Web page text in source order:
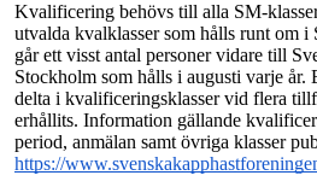
Kvalificering behövs till alla SM-
utvalda kvalklasser som hålls runt om
går ett visst antal personer vidare till
Stockholm som hålls i augusti varje år.
delta i kvalificeringsklasser vid flera
erhållits. Information gällande
period, anmälan samt övriga klasser
https://